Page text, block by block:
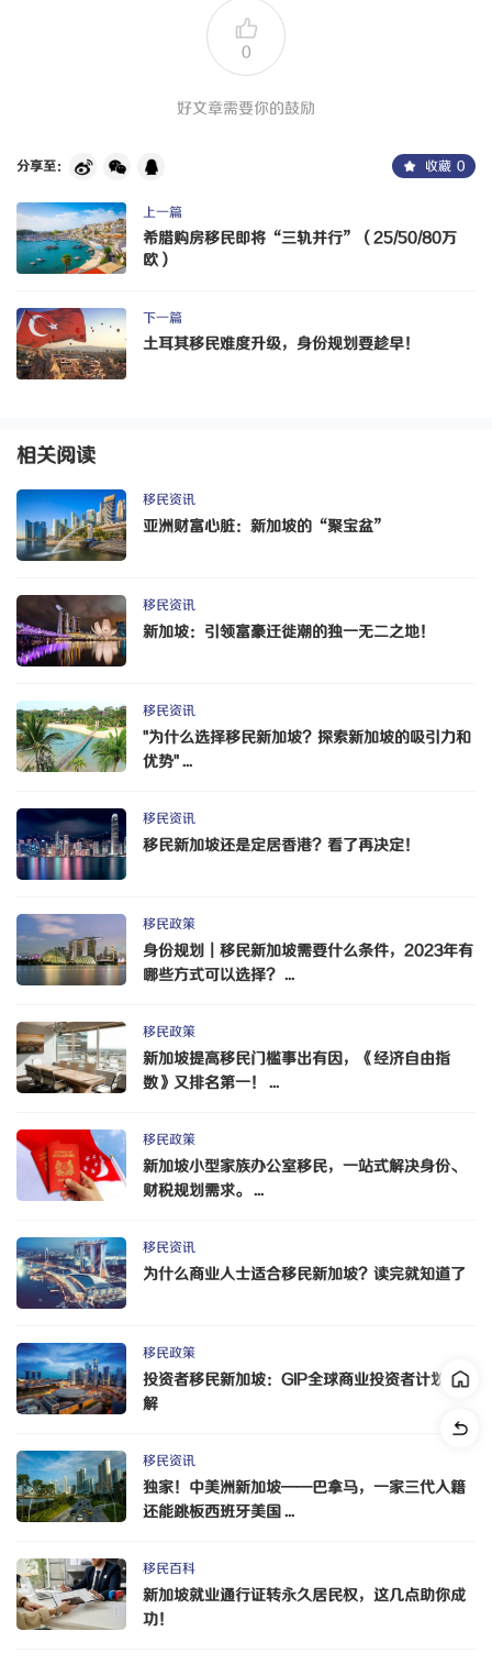
0
好文章需要你的鼓励
分享至： 收藏 0
上一篇
希腊购房移民即将“三轨并行”（25/50/80万
欧）
下一篇
土耳其移民难度升级，身份规划要趁早！
相关阅读
移民资讯
亚洲财富心脏：新加坡的“聚宝盆”
移民资讯
新加坡：引领富豪迁徙潮的独一无二之地！
移民资讯
"为什么选择移民新加坡？探索新加坡的吸引力和
优势" ...
移民资讯
移民新加坡还是定居香港？看了再决定！
移民政策
身份规划｜移民新加坡需要什么条件，2023年有
哪些方式可以选择？ ...
移民政策
新加坡提高移民门槛事出有因，《经济自由指
数》又排名第一！ ...
移民政策
新加坡小型家族办公室移民，一站式解决身份、
财税规划需求。 ...
移民资讯
为什么商业人士适合移民新加坡？读完就知道了
移民政策
投资者移民新加坡：GIP全球商业投资者计划详
解
移民资讯
独家！中美洲新加坡——巴拿马，一家三代入籍
还能跳板西班牙美国 ...
移民百科
新加坡就业通行证转永久居民权，这几点助你成
功！